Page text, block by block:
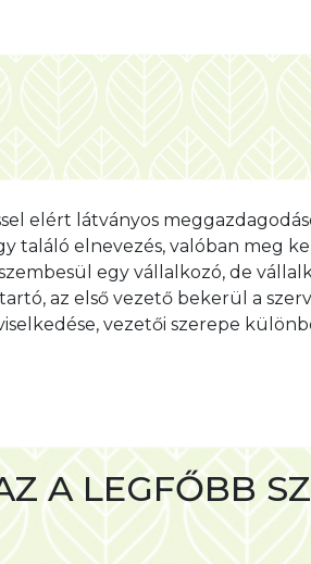
elért látványos
találó elnevezés, valóban meg
egy vállalkozó, de
az első vezető bekerül a
vezetői szerepe
A LEGFŐBB